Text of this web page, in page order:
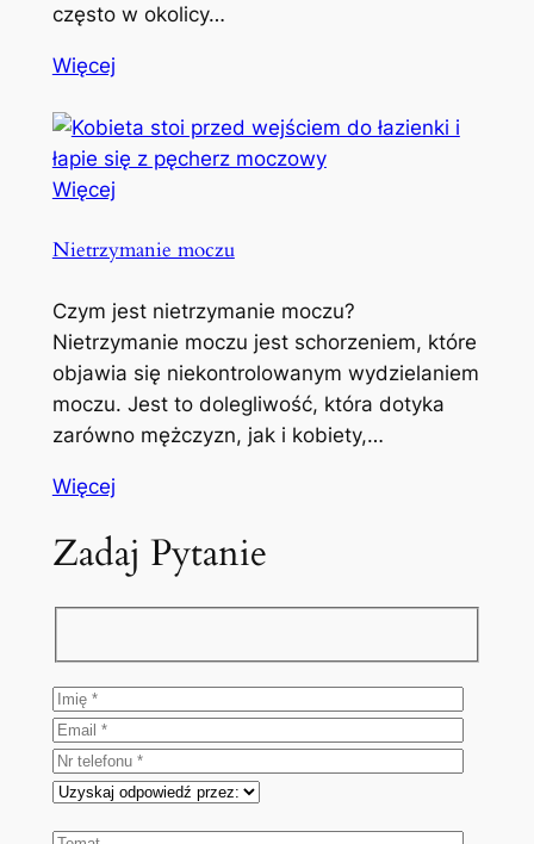
często w okolicy…
Więcej
Więcej
Nietrzymanie moczu
Czym jest nietrzymanie moczu?
Nietrzymanie moczu jest schorzeniem, które
objawia się niekontrolowanym wydzielaniem
moczu. Jest to dolegliwość, która dotyka
zarówno mężczyzn, jak i kobiety,…
Więcej
Zadaj Pytanie